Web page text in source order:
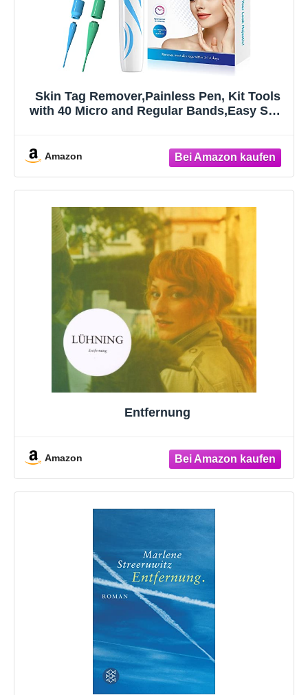
Skin Tag Remover,Painless Pen, Kit Tools
with 40 Micro and Regular Bands,Easy Skin
Amazon
Entfernung
Amazon